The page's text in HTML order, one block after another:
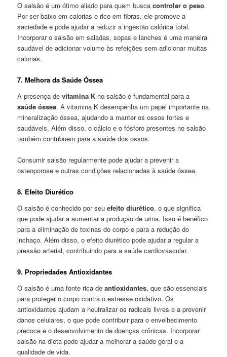
O salsão é um ótimo aliado para quem buscacontrolar o peso.
Por ser baixo em calorias e rico em fibras, ele promove a
saciedade e pode ajudar a reduzir a ingestão calórica total.
Incorporar o salsão em saladas, sopas e lanches é uma maneira
saudável de adicionar volume às refeições sem adicionar muitas
calorias.
7. Melhora da Saúde Óssea
A presença devitamina K no salsão é fundamental para a
saúde óssea. A vitamina K desempenha um papel importante na
mineralização óssea, ajudando a manter os ossos fortes e
saudáveis. Além disso, o cálcio e o fósforo presentes no salsão
também contribuem para a saúde dos ossos.
Consumir salsão regularmente pode ajudar a prevenir a
osteoporose e outras condições relacionadas à saúde óssea.
8. Efeito Diurético
O salsão é conhecido por seuefeito diurético, o que significa
que pode ajudar a aumentar a produção de urina. Isso é benéfico
para a eliminação de toxinas do corpo e para a redução do
inchaço. Além disso, o efeito diurético pode ajudar a regular a
pressão arterial, contribuindo para a saúde cardiovascular.
9. Propriedades Antioxidantes
O salsão é uma fonte rica deantioxidantes, que são essenciais
para proteger o corpo contra o estresse oxidativo. Os
antioxidantes ajudam a neutralizar os radicais livres e a prevenir
danos celulares, o que pode contribuir para o envelhecimento
precoce e o desenvolvimento de doenças crônicas. Incorporar
salsão na dieta pode ajudar a melhorar a saúde geral e a
qualidade de vida.